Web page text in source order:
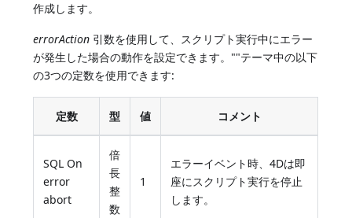
作成します。
errorAction 引数を使用して、スクリプト実行中にエラー
が発生した場合の動作を設定できます。""テーマ中の以下
の3つの定数を使用できます:
定数 型 値 コメント
SQL On
error
abort
倍
長
整
数
1
エラーイベント時、4Dは即
座にスクリプト実行を停止
します。